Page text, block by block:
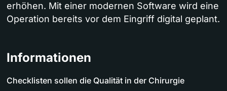
erhöhen. Mit einer modernen Software wird eine
Operation bereits vor dem Eingriff digital geplant.
Informationen
Checklisten sollen die Qualität in der Chirurgie